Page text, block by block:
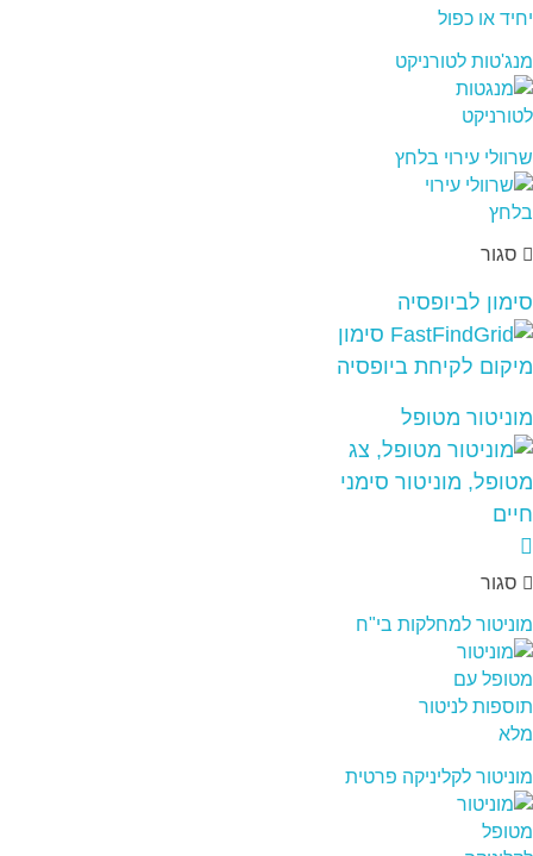
מנג'טות לטורניקט
שרוולי עירוי בלחץ
סגור
סימון לביופסיה
מוניטור מטופל
סגור
מוניטור למחלקות בי"ח
מוניטור לקליניקה פרטית